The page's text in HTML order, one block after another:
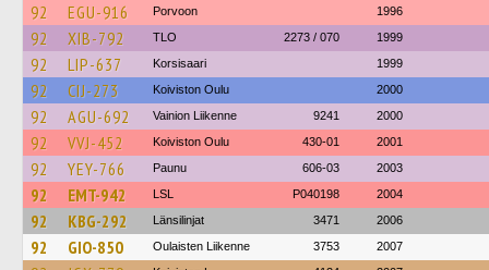
92 EGU-916 Porvoon 1996
92 XIB-792 TLO 2273 / 070 1999
92 LIP-637 Korsisaari 1999
92 CIJ-273 Koiviston Oulu 2000
92 AGU-692 Vainion Liikenne 9241 2000
92 VVJ-452 Koiviston Oulu 430-01 2001
92 YEY-766 Paunu 606-03 2003
92 EMT-942 LSL P040198 2004
92 KBG-292 Länsilinjat 3471 2006
92 GIO-850 Oulaisten Liikenne 3753 2007